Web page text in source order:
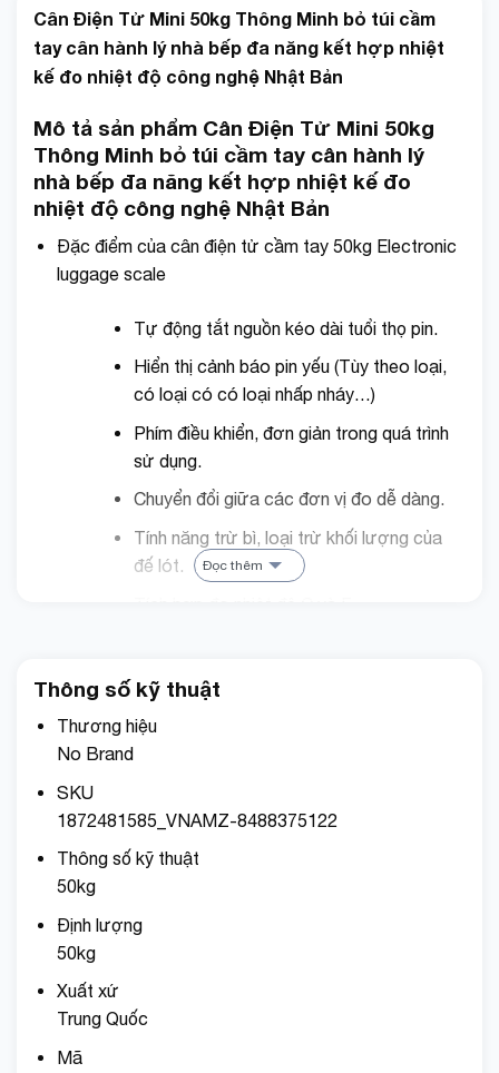
Cân Điện Tử Mini 50kg Thông Minh bỏ túi cầm
tay cân hành lý nhà bếp đa năng kết hợp nhiệt
kế đo nhiệt độ công nghệ Nhật Bản
Mô tả sản phẩm Cân Điện Tử Mini 50kg
Thông Minh bỏ túi cầm tay cân hành lý
nhà bếp đa năng kết hợp nhiệt kế đo
nhiệt độ công nghệ Nhật Bản
Đặc điểm của cân điện tử cầm tay 50kg Electronic
luggage scale
Tự động tắt nguồn kéo dài tuổi thọ pin.
Hiển thị cảnh báo pin yếu (Tùy theo loại,
có loại có có loại nhấp nháy…)
Phím điều khiển, đơn giản trong quá trình
sử dụng.
Chuyển đổi giữa các đơn vị đo dễ dàng.
Tính năng trừ bì, loại trừ khối lượng của
đế lót.
Có độ chính xác cực kì cao, hiển thị số
Nhỏ gọn mang theo mọi lúc mọi nơi. Bạn
thiết bị bạn cần.
Đọc chính xác trọng lượng : Công suất:
đọc chỉ số trên màn hình LCD kỹ thuật số
Chức năng Tare và tự động tắt để bảo
Đọc thêm
Thông số kỹ thuật
Thương hiệu
No Brand
SKU
1872481585_VNAMZ-8488375122
Thông số kỹ thuật
50kg
Định lượng
50kg
Xuất xứ
Trung Quốc
Mã